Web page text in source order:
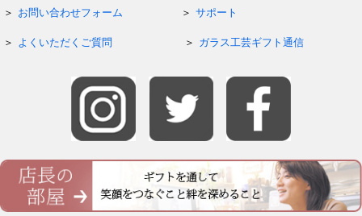
お問い合わせフォーム サポート
よくいただくご質問 ガラス工芸ギフト通信